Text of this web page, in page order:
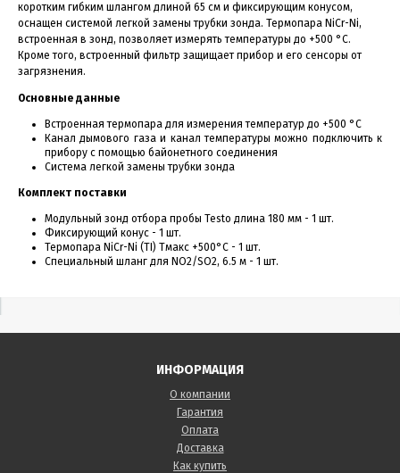
коротким гибким шлангом длиной 65 см и фиксирующим конусом,
оснащен системой легкой замены трубки зонда. Термопара NiCr-Ni,
встроенная в зонд, позволяет измерять температуры до +500 °C.
Кроме того, встроенный фильтр защищает прибор и его сенсоры от
загрязнения.
Основные данные
Встроенная термопара для измерения температур до +500 °С
Канал дымового газа и канал температуры можно подключить к
прибору с помощью байонетного соединения
Система легкой замены трубки зонда
Комплект поставки
Модульный зонд отбора пробы Testo длина 180 мм - 1 шт.
Фиксирующий конус - 1 шт.
Термопара NiCr-Ni (TI) Tмакс +500°C - 1 шт.
Специальный шланг для NO2/SO2, 6.5 м - 1 шт.
ИНФОРМАЦИЯ
О компании
Гарантия
Оплата
Доставка
Как купить